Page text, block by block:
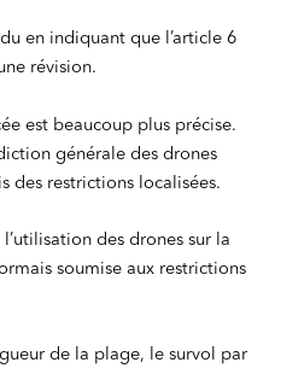
en indiquant que l’article 6
révision.
est beaucoup plus précise.
générale des drones
des restrictions localisées.
des drones sur la
soumise aux restrictions
de la plage, le survol par